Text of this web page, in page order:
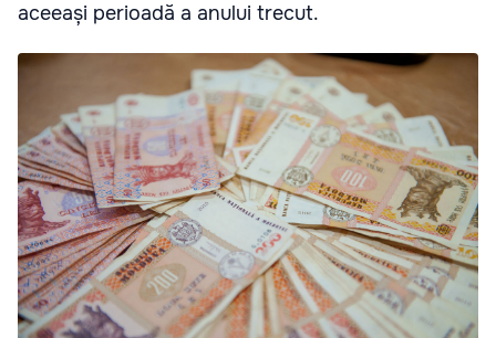
aceeași perioadă a anului trecut.